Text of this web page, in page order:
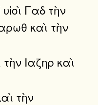
Γαδ τὴν
καὶ τὴν
Ιαζηρ καὶ
τὴν